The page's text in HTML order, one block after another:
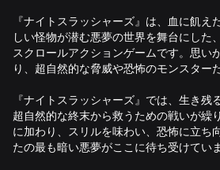
『ナイトスラッシャーズ』は、血に飢え
しい怪物が潜む悪夢の世界を舞台にした
スクロールアクションゲームです。思い
り、超自然的な脅威や恐怖のモンスター
『ナイトスラッシャーズ』では、生き残
超自然的な終末から救うための戦いが繰
に加わり、スリルを味わい、恐怖に立ち
たの最も暗い悪夢がここに待ち受けてい